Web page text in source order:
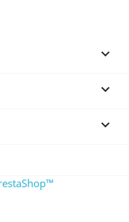


